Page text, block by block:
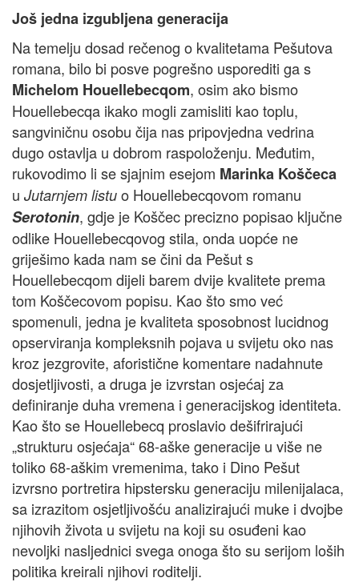
Još jedna izgubljena generacija
Na temelju dosad rečenog o kvalitetama Pešutova
romana, bilo bi posve pogrešno usporediti ga s
Michelom Houellebecqom, osim ako bismo
Houellebecqa ikako mogli zamisliti kao toplu,
sangviničnu osobu čija nas pripovjedna vedrina
dugo ostavlja u dobrom raspoloženju. Međutim,
rukovodimo li se sjajnim esejom Marinka Koščeca
u Jutarnjem listu o Houellebecqovom romanu
Serotonin, gdje je Koščec precizno popisao ključne
odlike Houellebecqovog stila, onda uopće ne
griješimo kada nam se čini da Pešut s
Houellebecqom dijeli barem dvije kvalitete prema
tom Koščecovom popisu. Kao što smo već
spomenuli, jedna je kvaliteta sposobnost lucidnog
opserviranja kompleksnih pojava u svijetu oko nas
kroz jezgrovite, aforistične komentare nadahnute
dosjetljivosti, a druga je izvrstan osjećaj za
definiranje duha vremena i generacijskog identiteta.
Kao što se Houellebecq proslavio dešifrirajući
„strukturu osjećaja“ 68-aške generacije u više ne
toliko 68-aškim vremenima, tako i Dino Pešut
izvrsno portretira hipstersku generaciju milenijalaca,
sa izrazitom osjetljivošću analizirajući muke i dvojbe
njihovih života u svijetu na koji su osuđeni kao
nevoljki nasljednici svega onoga što su serijom loših
politika kreirali njihovi roditelji.